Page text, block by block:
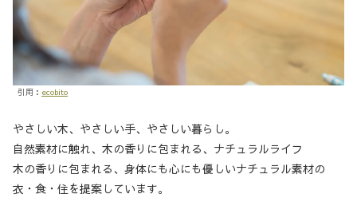
引用： ecobito
やさしい木、やさしい手、やさしい暮らし。
自然素材に触れ、木の香りに包まれる、ナチュラルライフ
木の香りに包まれる、身体にも心にも優しいナチュラル素材の
衣・食・住を提案しています。